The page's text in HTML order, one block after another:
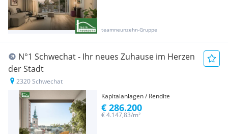
teamneunzehn-Gruppe
N°1 Schwechat - Ihr neues Zuhause im Herzen
der Stadt
2320 Schwechat
Kapitalanlagen / Rendite
€ 4.147,83/m²
€ 286.200